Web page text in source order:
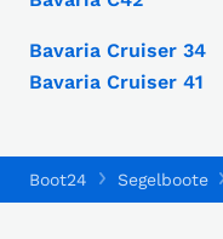
Bavaria Cruiser 34
Bavaria Cruiser 41
Boot24 Segelboote